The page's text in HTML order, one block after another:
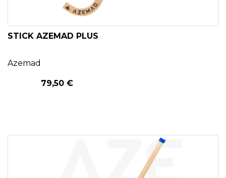
STICK AZEMAD PLUS
Azemad
79,50 €